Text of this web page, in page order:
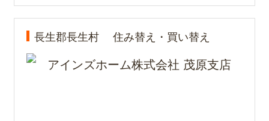
長生郡長生村 住み替え・買い替え